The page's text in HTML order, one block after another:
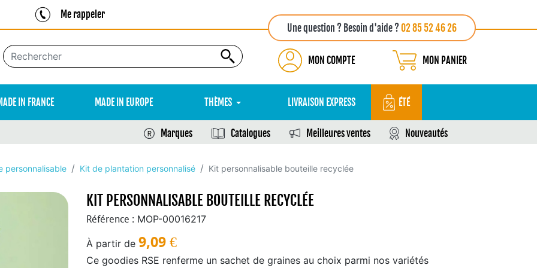
Me rappeler
Une question ? Besoin d'aide ?02 85 52 46 26
MON COMPTE MON PANIER
IN FRANCE MADE IN EUROPE THÈMES LIVRAISON EXPRESS ÉTÉ
Marques Catalogues Meilleures ventes Nouveautés
personnalisable Kit de plantation personnalisé Kit personnalisable bouteille recyclée
KIT PERSONNALISABLE BOUTEILLE RECYCLÉE
Référence : MOP-00016217
À partir de 9,09 €
Ce goodies RSE renferme un sachet de graines au choix parmi nos variétés